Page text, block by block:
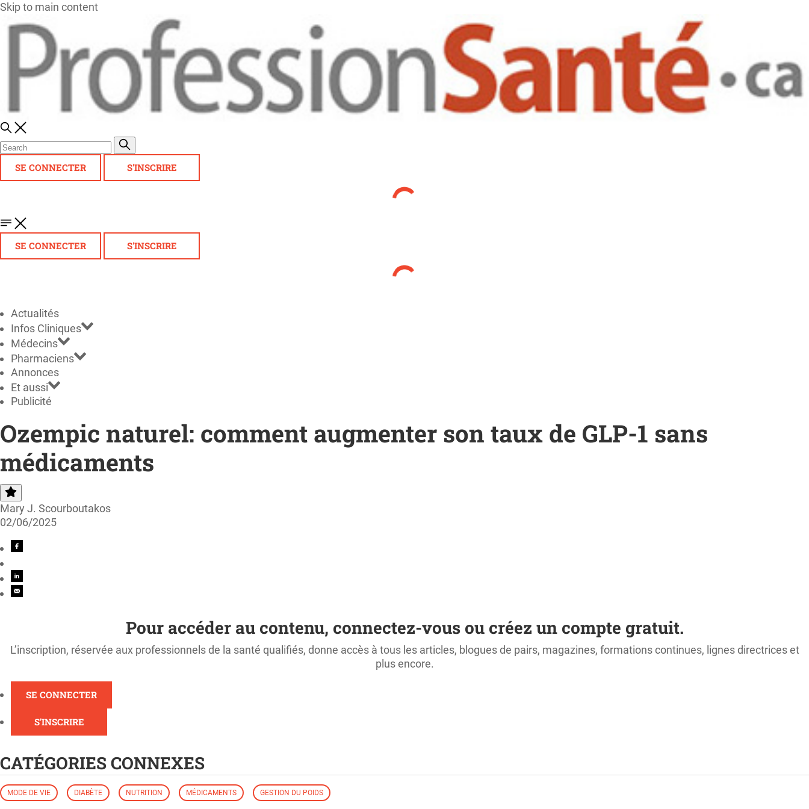
Skip to main content
SE CONNECTER S'INSCRIRE
SE CONNECTER S'INSCRIRE
Actualités
Infos Cliniques
Médecins
Pharmaciens
Annonces
Et aussi
Publicité
Ozempic naturel: comment augmenter son taux de GLP-1 sans
médicaments
Mary J. Scourboutakos
02/06/2025
Pour accéder au contenu, connectez-vous ou créez un compte gratuit.
L’inscription, réservée aux professionnels de la santé qualifiés, donne accès à tous les articles, blogues de pairs, magazines, formations continues, lignes directrices et
plus encore.
SE CONNECTER
S'INSCRIRE
CATÉGORIES CONNEXES
MODE DE VIE DIABÈTE NUTRITION MÉDICAMENTS GESTION DU POIDS